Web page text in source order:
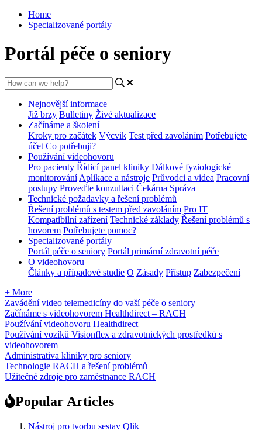
Home
Specializované portály
Portál péče o seniory
Nejnovější informace
Již brzy Bulletiny Živé aktualizace
Začínáme a školení
Kroky pro začátek Výcvik Test před zavoláním Potřebujete
účet Co potřebuji?
Používání videohovoru
Pro pacienty Řídicí panel kliniky Dálkové fyziologické
monitorování Aplikace a nástroje Průvodci a videa Pracovní
postupy Proveďte konzultaci Čekárna Správa
Technické požadavky a řešení problémů
Řešení problémů s testem před zavoláním Pro IT
Kompatibilní zařízení Technické základy Řešení problémů s
hovorem Potřebujete pomoc?
Specializované portály
Portál péče o seniory Portál primární zdravotní péče
O videohovoru
Články a případové studie O Zásady Přístup Zabezpečení
+ More
Zavádění video telemedicíny do vaší péče o seniory
Začínáme s videohovorem Healthdirect – RACH
Používání videohovoru Healthdirect
Používání vozíků Visionflex a zdravotnických prostředků s
videohovorem
Administrativa kliniky pro seniory
Technologie RACH a řešení problémů
Užitečné zdroje pro zaměstnance RACH
Popular Articles
Nástroj pro tvorbu sestav Qlik